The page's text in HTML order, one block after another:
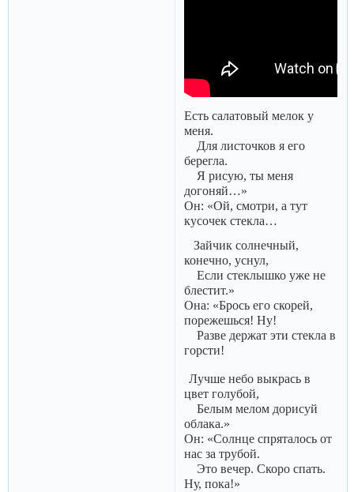
Есть салатовый мелок у
меня.
Для листочков я его
берегла.
Я рисую, ты меня
догоняй…»
Он: «Ой, смотри, а тут
кусочек стекла…
Зайчик солнечный,
конечно, уснул,
Если стеклышко уже не
блестит.»
Она: «Брось его скорей,
порежешься! Ну!
Разве держат эти стекла в
горсти!
Лучше небо выкрась в
цвет голубой,
Белым мелом дорисуй
облака.»
Он: «Солнце спряталось от
нас за трубой.
Это вечер. Скоро спать.
Ну, пока!»